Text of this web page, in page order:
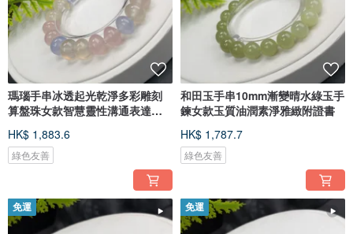
瑪瑙手串冰透起光乾淨多彩雕刻
算盤珠女款智慧靈性溝通表達療
HK$ 1,883.6
綠色友善
和田玉手串10mm漸變晴水綠玉手
鍊女款玉質油潤素淨雅緻附證書
HK$ 1,787.7
綠色友善
免運 免運